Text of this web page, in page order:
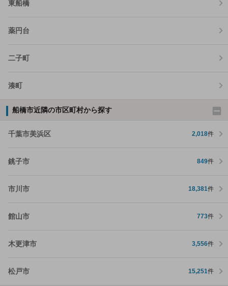
東船橋
薬円台
二子町
湊町
船橋市近隣の市区町村から探す
千葉市美浜区 2,018件
銚子市 849件
市川市 18,381件
館山市 773件
木更津市 3,556件
松戸市 15,251件